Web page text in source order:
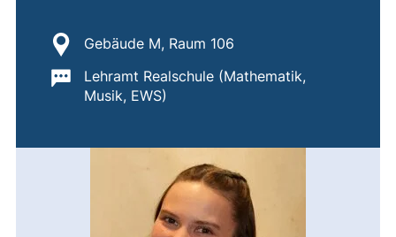
Standort:
Gebäude M, Raum 106
Wichtige Informationen:
Lehramt Realschule (Mathematik,
Musik, EWS)